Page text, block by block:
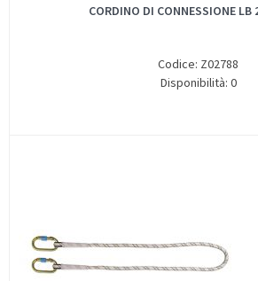
CORDINO DI CONNESSIONE LB
Codice: Z02788
Disponibilità: 0